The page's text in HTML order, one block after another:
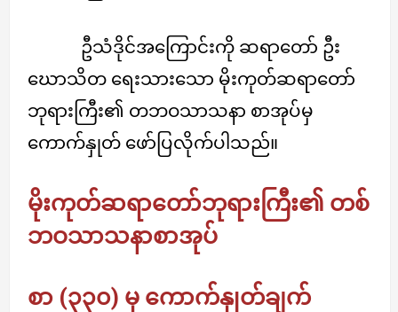
ဦသံဒိုင်အကြောင်းကို ဆရာတော် ဦး
ဃောသိတ ရေးသားသော မိုးကုတ်ဆရာတော်
ဘုရားကြီး၏ တဘဝသာသနာ စာအုပ်မှ
ကောက်နှုတ် ဖော်ပြလိုက်ပါသည်။
မိုးကုတ်ဆရာတော်ဘုရားကြီး၏ တစ်
ဘဝသာသနာစာအုပ်
စာ (၃၃၀) မှ ကောက်နှုတ်ချက်